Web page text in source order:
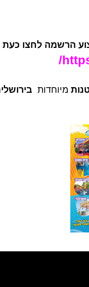
6434312 לביצוע הרשמה לחצו
מיוחדות